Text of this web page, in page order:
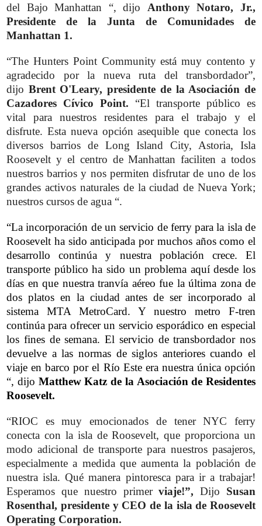
del Bajo Manhattan “, dijo Anthony Notaro, Jr.,
Presidente de la Junta de Comunidades de
Manhattan 1.
“The Hunters Point Community está muy contento y
agradecido por la nueva ruta del transbordador”,
dijo Brent O'Leary, presidente de la Asociación de
Cazadores Cívico Point. “El transporte público es
vital para nuestros residentes para el trabajo y el
disfrute. Esta nueva opción asequible que conecta los
diversos barrios de Long Island City, Astoria, Isla
Roosevelt y el centro de Manhattan faciliten a todos
nuestros barrios y nos permiten disfrutar de uno de los
grandes activos naturales de la ciudad de Nueva York;
nuestros cursos de agua “.
“La incorporación de un servicio de ferry para la isla de
Roosevelt ha sido anticipada por muchos años como el
desarrollo continúa y nuestra población crece. El
transporte público ha sido un problema aquí desde los
días en que nuestra tranvía aéreo fue la última zona de
dos platos en la ciudad antes de ser incorporado al
sistema MTA MetroCard. Y nuestro metro F-tren
continúa para ofrecer un servicio esporádico en especial
los fines de semana. El servicio de transbordador nos
devuelve a las normas de siglos anteriores cuando el
viaje en barco por el Río Este era nuestra única opción
“, dijo Matthew Katz de la Asociación de Residentes
Roosevelt.
“RIOC es muy emocionados de tener NYC ferry
conecta con la isla de Roosevelt, que proporciona un
modo adicional de transporte para nuestros pasajeros,
especialmente a medida que aumenta la población de
nuestra isla. Qué manera pintoresca para ir a trabajar!
Esperamos que nuestro primerviaje!”, Dijo Susan
Rosenthal, presidente y CEO de la isla de Roosevelt
Operating Corporation.